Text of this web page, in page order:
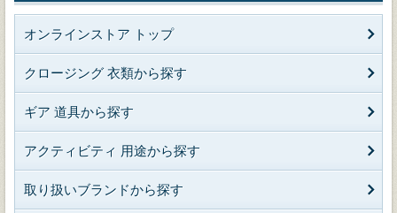
オンラインストア トップ
クロージング 衣類から探す
ギア 道具から探す
アクティビティ 用途から探す
取り扱いブランドから探す